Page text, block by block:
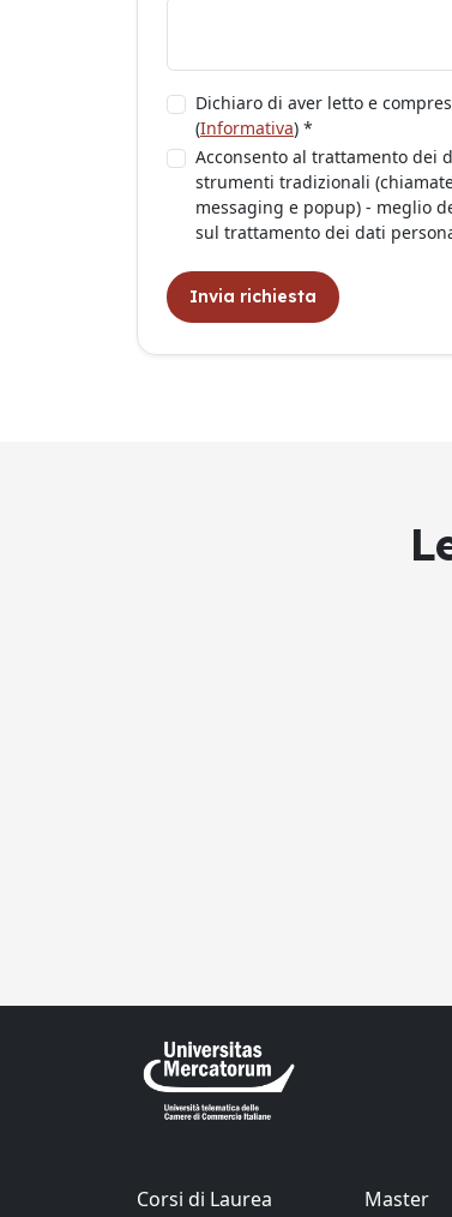
Dichiaro di aver letto e
(Informativa) *
Acconsento al trattamento dei
strumenti tradizionali
messaging e popup) - meglio
sul trattamento dei dati
Invia richiesta
Corsi di Laurea Master